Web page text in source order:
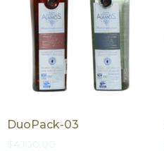
DuoPack-03
$4,100.00